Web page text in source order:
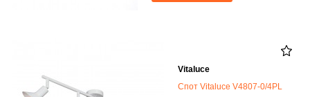
Vitaluce
Спот Vitaluce V4807-0/4PL